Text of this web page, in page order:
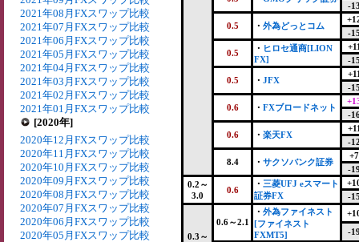
2021年08月FXスワップ比較
2021年07月FXスワップ比較
2021年06月FXスワップ比較
2021年05月FXスワップ比較
2021年04月FXスワップ比較
2021年03月FXスワップ比較
2021年02月FXスワップ比較
2021年01月FXスワップ比較
[2020年]
2020年12月FXスワップ比較
2020年11月FXスワップ比較
2020年10月FXスワップ比較
2020年09月FXスワップ比較
2020年08月FXスワップ比較
2020年07月FXスワップ比較
2020年06月FXスワップ比較
2020年05月FXスワップ比較
-
0.5 ・ 外為どっとコム
-
0.5 ・ ヒロセ通商[LION
FX]
-
0.5 ・ JFX
-
0.6 ・ FXブロードネット
-
0.6 ・ 楽天FX
-
8.4 ・ サクソバンク証券
-
0.2～
3.0
0.6
・ 三菱UFJ eスマート
証券FX
-
0.3～
0.6～2.1
・ 外為ファイネスト
[ファイネスト
FXMT5]
-